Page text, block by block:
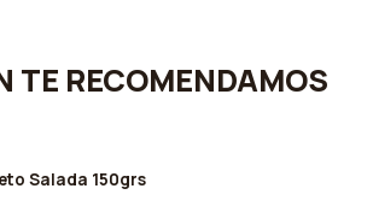
TE RECOMENDAMOS
Salada 150grs